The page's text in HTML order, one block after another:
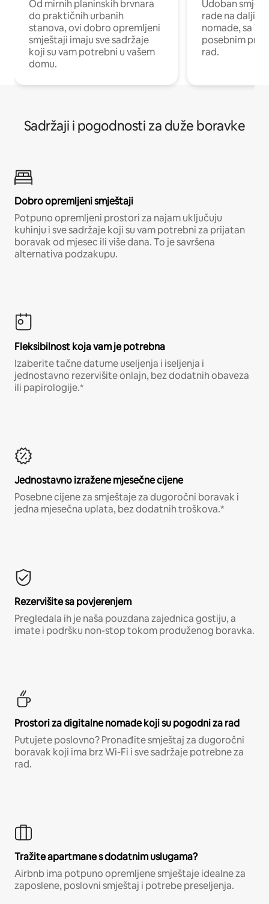
Od mirnih planinskih brvnara
do praktičnih urbanih
stanova, ovi dobro opremljeni
smještaji imaju sve sadržaje
koji su vam potrebni u vašem
domu.
Udoban
rade na
nomade, sa
posebnim
rad.
Sadržaji i pogodnosti za duže boravke
Dobro opremljeni smještaji
Potpuno opremljeni prostori za najam uključuju
kuhinju i sve sadržaje koji su vam potrebni za prijatan
boravak od mjesec ili više dana. To je savršena
alternativa podzakupu.
Fleksibilnost koja vam je potrebna
Izaberite tačne datume useljenja i iseljenja i
jednostavno rezervišite onlajn, bez dodatnih obaveza
ili papirologije.*
Jednostavno izražene mjesečne cijene
Posebne cijene za smještaje za dugoročni boravak i
jedna mjesečna uplata, bez dodatnih troškova.*
Rezervišite sa povjerenjem
Pregledala ih je naša pouzdana zajednica gostiju, a
imate i podršku non-stop tokom produženog boravka.
Prostori za digitalne nomade koji su pogodni za rad
Putujete poslovno? Pronađite smještaj za dugoročni
boravak koji ima brz Wi-Fi i sve sadržaje potrebne za
rad.
Tražite apartmane s dodatnim uslugama?
Airbnb ima potpuno opremljene smještaje idealne za
zaposlene, poslovni smještaj i potrebe preseljenja.